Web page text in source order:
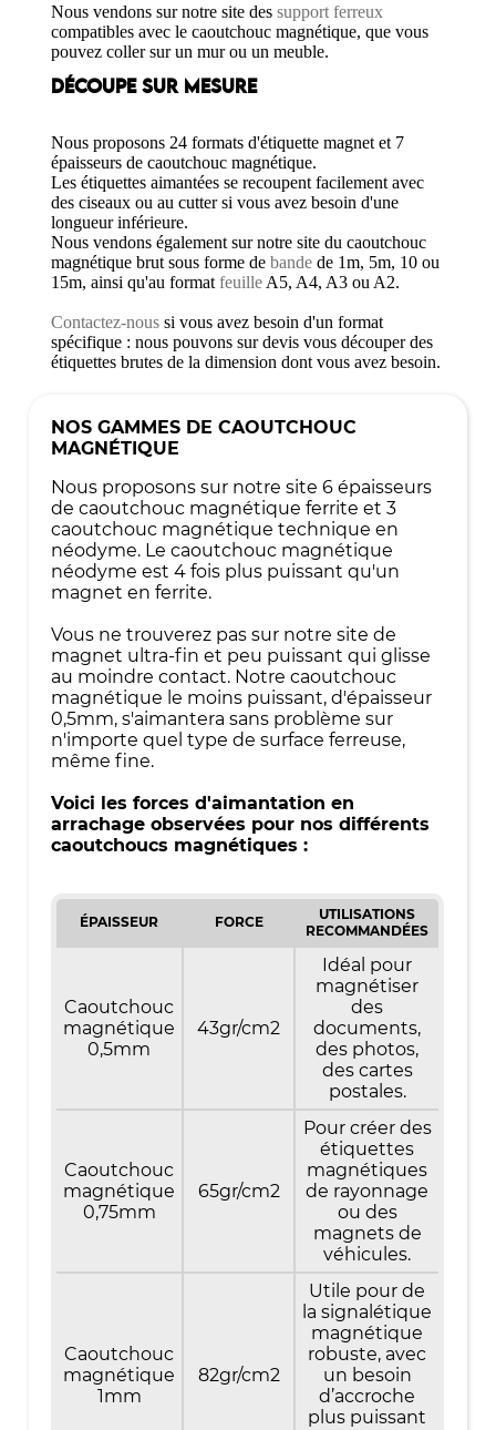
Nous vendons sur notre site dessupport ferreux
compatibles avec le caoutchouc magnétique, que vous
pouvez coller sur un mur ou un meuble.
DÉCOUPE SUR MESURE
Nous proposons 24 formats d'étiquette magnet et 7
épaisseurs de caoutchouc magnétique.
Les étiquettes aimantées se recoupent facilement avec
des ciseaux ou au cutter si vous avez besoin d'une
longueur inférieure.
Nous vendons également sur notre site du caoutchouc
magnétique brut sous forme debande de 1m, 5m, 10 ou
15m, ainsi qu'au formatfeuille A5, A4, A3 ou A2.
Contactez-nous si vous avez besoin d'un format
spécifique : nous pouvons sur devis vous découper des
étiquettes brutes de la dimension dont vous avez besoin.
NOS GAMMES DE CAOUTCHOUC
MAGNÉTIQUE
Nous proposons sur notre site 6 épaisseurs
de caoutchouc magnétique ferrite et 3
caoutchouc magnétique technique en
néodyme. Le caoutchouc magnétique
néodyme est 4 fois plus puissant qu'un
magnet en ferrite.
Vous ne trouverez pas sur notre site de
magnet ultra-fin et peu puissant qui glisse
au moindre contact. Notre caoutchouc
magnétique le moins puissant, d'épaisseur
0,5mm, s'aimantera sans problème sur
n'importe quel type de surface ferreuse,
même fine.
Voici les forces d'aimantation en
arrachage observées pour nos différents
caoutchoucs magnétiques :
ÉPAISSEUR FORCE
UTILISATIONS
RECOMMANDÉES
Caoutchouc
magnétique
0,5mm
43gr/cm2
Idéal pour
magnétiser
des
documents,
des photos,
des cartes
postales.
Caoutchouc
magnétique
0,75mm
65gr/cm2
Pour créer des
étiquettes
magnétiques
de rayonnage
ou des
magnets de
véhicules.
Caoutchouc
magnétique
1mm
82gr/cm2
Utile pour de
la signalétique
magnétique
robuste, avec
un besoin
d’accroche
plus puissant